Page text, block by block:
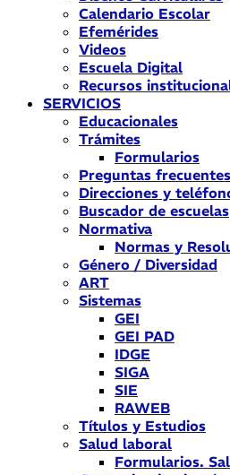
Calendario Escolar
Efemérides
Videos
Escuela Digital
Recursos
SERVICIOS
Educacionales
Trámites
Formularios
Preguntas frecuentes
Direcciones y
Buscador de escuelas
Normativa
Normas y
Género / Diversidad
ART
Sistemas
GEI
GEI PAD
IDGE
SIGA
SIE
RAWEB
Títulos y Estudios
Salud laboral
Formularios.